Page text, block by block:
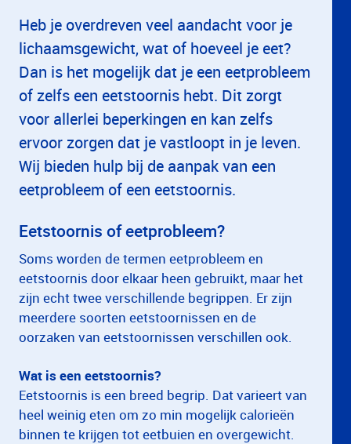
Heb je overdreven veel aandacht voor je
lichaamsgewicht, wat of hoeveel je eet?
Dan is het mogelijk dat je een eetprobleem
of zelfs een eetstoornis hebt. Dit zorgt
voor allerlei beperkingen en kan zelfs
ervoor zorgen dat je vastloopt in je leven.
Wij bieden hulp bij de aanpak van een
eetprobleem of een eetstoornis.
Eetstoornis of eetprobleem?
Soms worden de termen eetprobleem en
eetstoornis door elkaar heen gebruikt, maar het
zijn echt twee verschillende begrippen. Er zijn
meerdere soorten eetstoornissen en de
oorzaken van eetstoornissen verschillen ook.
Wat is een eetstoornis?
Eetstoornis is een breed begrip. Dat varieert van
heel weinig eten om zo min mogelijk calorieën
binnen te krijgen tot eetbuien en overgewicht.